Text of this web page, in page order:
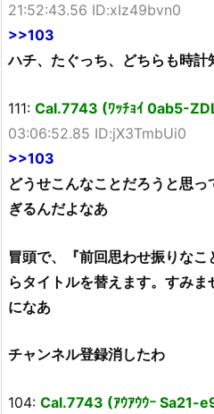
21:52:43.56 ID:xIz49bvn0
>>103
ハチ、たぐっち、どちらも時
111: Cal.7743 (ﾜｯﾁｮｲ 0ab5-
03:06:52.85 ID:jX3TmbUi0
>>103
どうせこんなことだろうと思
ぎるんだよなあ
冒頭で、『前回思わせ振りな
らタイトルを替えます。すみ
になあ
チャンネル登録消したわ
104: Cal.7743 (ｱｳｱｳｳｰ Sa21-